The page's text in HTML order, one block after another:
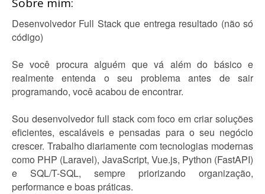
Desenvolvedor Full Stack que entrega resultado (não só
código)
Se você procura alguém que vá além do básico e
realmente entenda o seu problema antes de sair
programando, você acabou de encontrar.
Sou desenvolvedor full stack com foco em criar soluções
eficientes, escaláveis e pensadas para o seu negócio
crescer. Trabalho diariamente com tecnologias modernas
como PHP (Laravel), JavaScript, Vue.js, Python (FastAPI)
e SQL/T-SQL, sempre priorizando organização,
performance e boas práticas.